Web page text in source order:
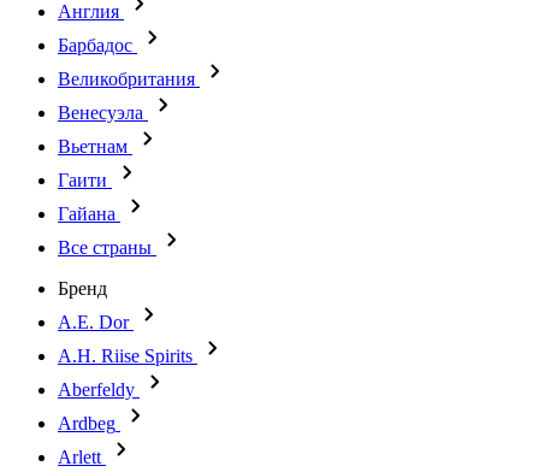
Англия
Барбадос
Великобритания
Венесуэла
Вьетнам
Гаити
Гайана
Все страны
Бренд
A.E. Dor
A.H. Riise Spirits
Aberfeldy
Ardbeg
Arlett